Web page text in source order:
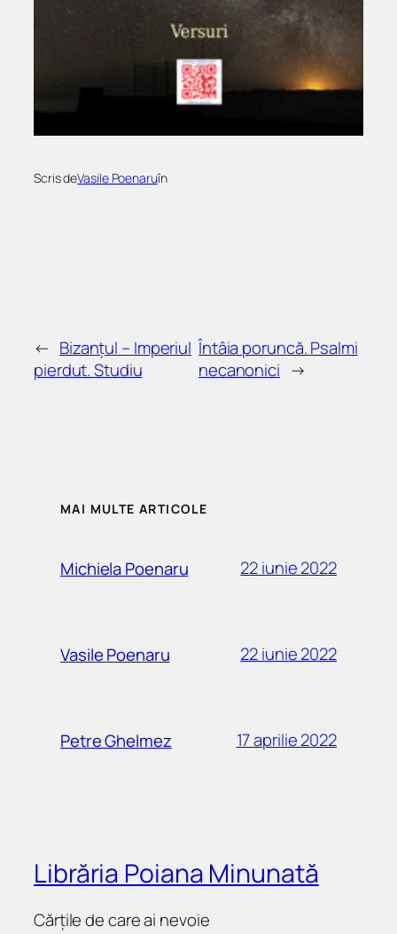
Scris deVasile Poenaruîn
← Bizanțul – Imperiul
pierdut. Studiu
Întâia poruncă. Psalmi
necanonici →
MAI MULTE ARTICOLE
Michiela Poenaru 22 iunie 2022
Vasile Poenaru 22 iunie 2022
Petre Ghelmez 17 aprilie 2022
Librăria Poiana Minunată
Cărțile de care ai nevoie